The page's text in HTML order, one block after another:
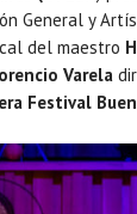
General y
del maestro
Varela
Festival